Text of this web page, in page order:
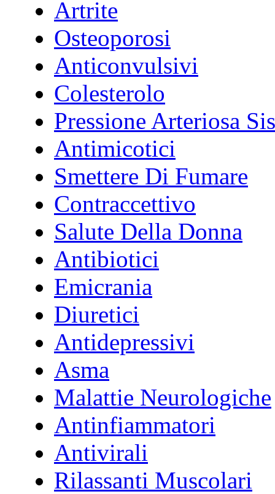
Artrite
Osteoporosi
Anticonvulsivi
Colesterolo
Pressione Arteriosa
Antimicotici
Smettere Di Fumare
Contraccettivo
Salute Della Donna
Antibiotici
Emicrania
Diuretici
Antidepressivi
Asma
Malattie Neurologiche
Antinfiammatori
Antivirali
Rilassanti Muscolari